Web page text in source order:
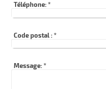
Téléphone: *
Code postal : *
Message: *